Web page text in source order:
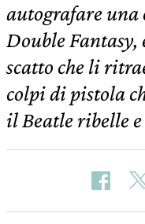
autografare una
Double Fantasy,
scatto che li
colpi di pistola
il Beatle ribelle